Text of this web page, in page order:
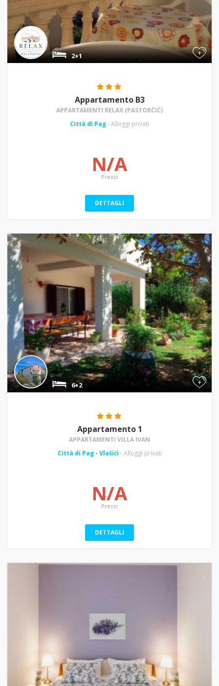
+
2+1
Appartamento B3
APPARTAMENTI RELAX (PASTORČIĆ)
Città di Pag- Alloggi privati
N/A
Prezzi
DETTAGLI
+
6+2
Appartamento 1
APPARTAMENTI VILLA IVAN
Città di Pag - Vlašići - Alloggi privati
N/A
Prezzi
DETTAGLI